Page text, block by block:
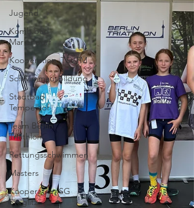
Jugend
Kombibad
Mariendorf
Kooperation_TSVTM
Schwimmausbildung
Stadtbad
Tempelhof
Team Berlin
Triathlon
Rettungsschwimmen
Masters
Kooperation SG
Steglitz